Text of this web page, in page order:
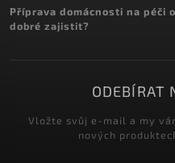
Příprava domácnosti na péči
dobré zajistit?
ODEBÍRAT
Vložte svůj e-mail a my
nových